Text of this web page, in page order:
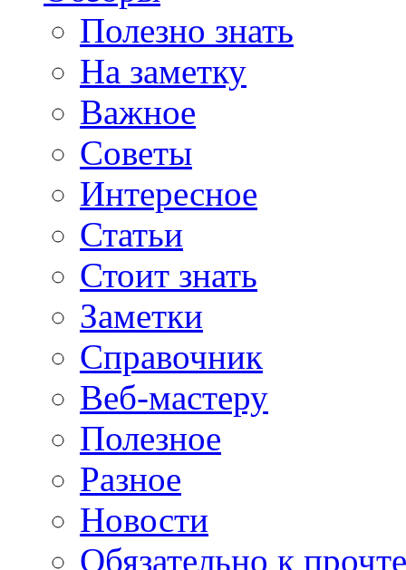
Полезно знать
На заметку
Важное
Советы
Интересное
Статьи
Стоит знать
Заметки
Справочник
Веб-мастеру
Полезное
Разное
Новости
Обязательно к